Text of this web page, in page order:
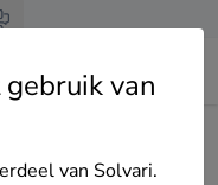
van
van Solvari.